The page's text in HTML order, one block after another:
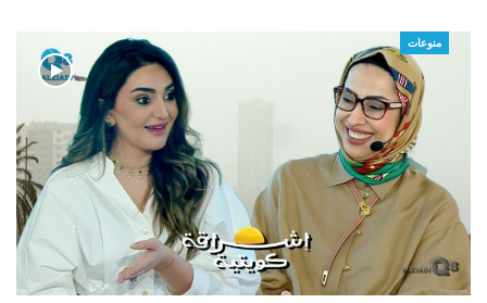
منوعات